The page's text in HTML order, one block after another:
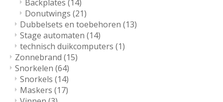
Backplates (14)
Donutwings (21)
Dubbelsets en toebehoren (13)
Stage automaten (14)
technisch duikcomputers (1)
Zonnebrand (15)
Snorkelen (64)
Snorkels (14)
Maskers (17)